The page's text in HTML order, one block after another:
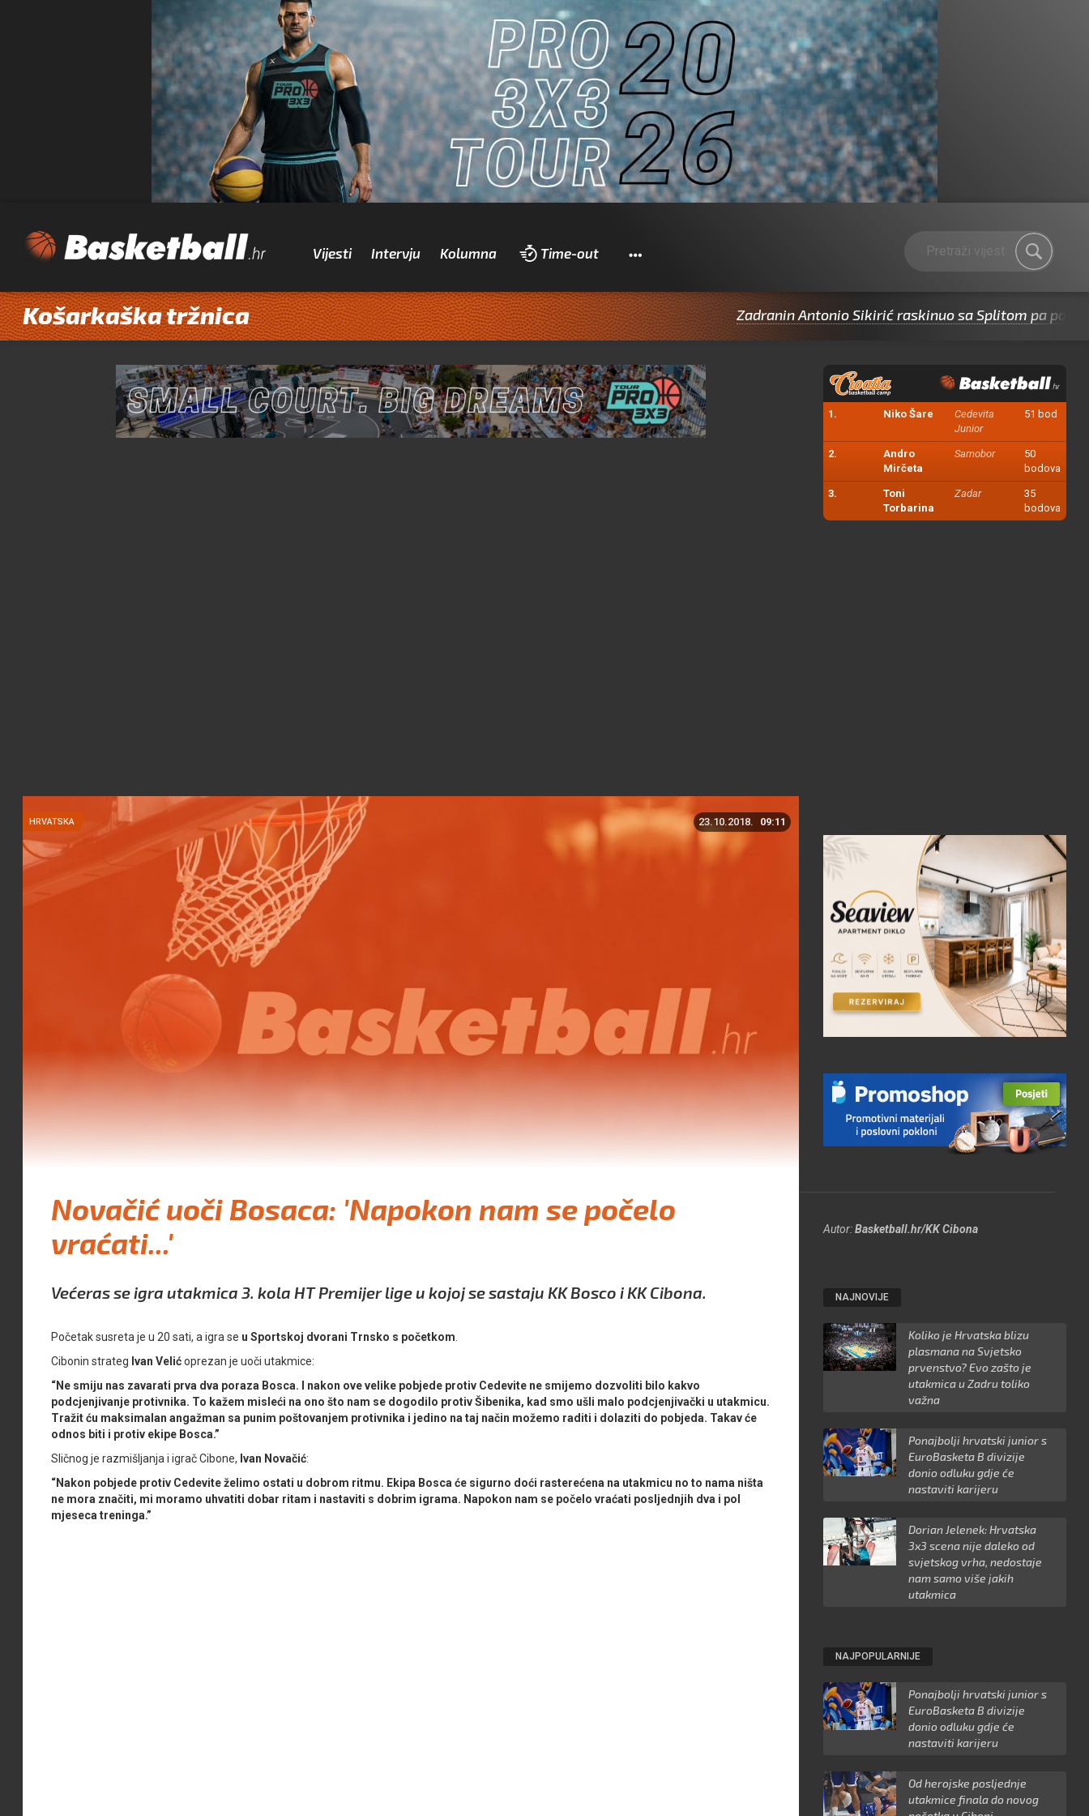
Vijesti Intervju Kolumna Time-out Pretraži
Košarkaška tržnica Zadranin Antonio Sikirić raskinuo sa Splitom pa potpisao za
1. Niko Šare
Cedevita
Junior
51 bod
2.
Andro
Mirčeta
Samobor
50
bodova
3.
Toni
Torbarina
Zadar
35
bodova
HRVATSKA 23.10.2018. 09:11
Novačić uoči Bosaca: 'Napokon nam se počelo
vraćati...'
Autor:Basketball.hr/KK Cibona
Većeras se igra utakmica 3. kola HT Premijer lige u kojoj se sastaju KK Bosco i KK Cibona.
Početak susreta je u 20 sati, a igra se u Sportskoj dvorani Trnsko s početkom
Cibonin strateg Ivan Velićoprezan je uoči utakmice:
“Ne smiju nas zavarati prva dva poraza Bosca. I nakon ove velike pobjede protiv Cedevite ne smijemo dozvoliti bilo kakvo
podcjenjivanje protivnika. To kažem misleći na ono što nam se dogodilo protiv Šibenika, kad smo ušli malo podcjenjivački u utakmicu.
Tražit ću maksimalan angažman sa punim poštovanjem protivnika i jedino na taj način možemo raditi i dolaziti do pobjeda. Takav će
odnos biti i protiv ekipe Bosca.”
Sličnog je razmišljanja i igrač Cibone, Ivan Novačić:
“Nakon pobjede protiv Cedevite želimo ostati u dobrom ritmu. Ekipa Bosca će sigurno doći rasterećena na utakmicu no to nama ništa
ne mora značiti, mi moramo uhvatiti dobar ritam i nastaviti s dobrim igrama. Napokon nam se počelo vraćati posljednjih dva i pol
mjeseca treninga.”
NAJNOVIJE
Koliko je Hrvatska blizu
plasmana na Svjetsko
prvenstvo? Evo zašto je
utakmica u Zadru toliko
važna
Ponajbolji hrvatski junior s
EuroBasketa B divizije
donio odluku gdje će
nastaviti karijeru
Dorian Jelenek: Hrvatska
3x3 scena nije daleko od
svjetskog vrha, nedostaje
nam samo više jakih
utakmica
NAJPOPULARNIJE
Ponajbolji hrvatski junior s
EuroBasketa B divizije
donio odluku gdje će
nastaviti karijeru
Od herojske posljednje
utakmice finala do novog